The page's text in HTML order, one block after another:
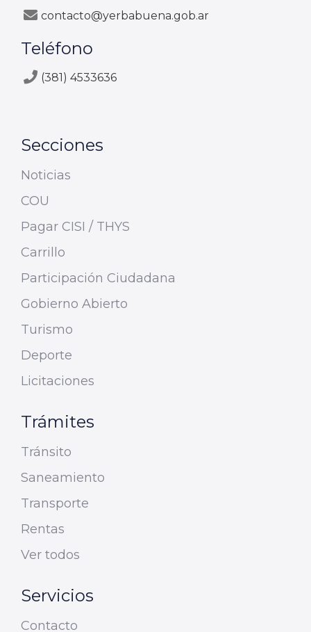
contacto@yerbabuena.gob.ar
Teléfono
(381) 4533636
Secciones
Noticias
COU
Pagar CISI / THYS
Carrillo
Participación Ciudadana
Gobierno Abierto
Turismo
Deporte
Licitaciones
Trámites
Tránsito
Saneamiento
Transporte
Rentas
Ver todos
Servicios
Contacto